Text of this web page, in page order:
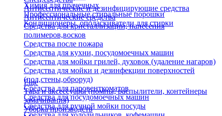
Химия для прачечных
Профессиональные стиральные порошки
Кондиционеры, ополаскиватели для стирки
Антисептические и дезинфицирующие средства
Антисептические средства
Средства для кристаллизации, нанесения
полимеров,восков
Средства после пожара
Средства для кухни, посудомоечных машин
Средства для мойки грилей, духовок (удаление нагаров)
Средства для мойки и дезинфекции поверхностей
(пол,стены,оброруд)
Средства для паровенткоматов
Средства для посудомоечных машин
Средства для ручной мойки посуды
Еще
Тара и аксессуары (помпы, распылители, контейнеры
замачивания)
Уборка производств